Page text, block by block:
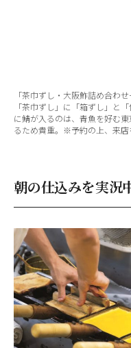
「茶巾ずし・大阪鮓詰め合わ
「茶巾ずし」に「箱ずし」と
に鯖が入るのは、青魚を好む
るため貴重。※予約の上、来店
朝の仕込みを実況